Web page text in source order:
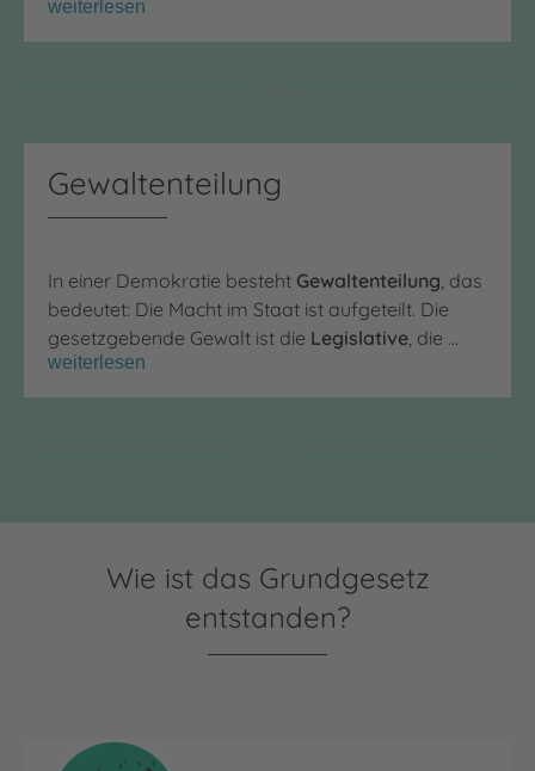
weiterlesen
Gewaltenteilung
In einer Demokratie besteht Gewaltenteilung , das
bedeutet: Die Macht im Staat ist aufgeteilt. Die
gesetzgebende Gewalt ist die Legislative , die …
weiterlesen
Wie ist das Grundgesetz
entstanden?